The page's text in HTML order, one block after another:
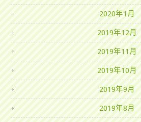
2020年1月
2019年12月
2019年11月
2019年10月
2019年9月
2019年8月